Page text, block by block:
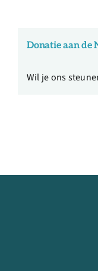
Donatie aan de
Wil je ons